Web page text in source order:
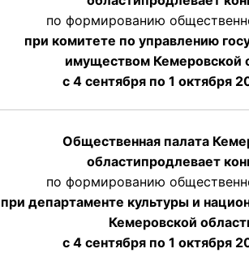
по формированию
при комитете по управлению
имуществом Кемеровской
с 4 сентября по 1 октября
Общественная палата
областипродлевает
по формированию
при департаменте культуры и
Кемеровской
с 4 сентября по 1 октября